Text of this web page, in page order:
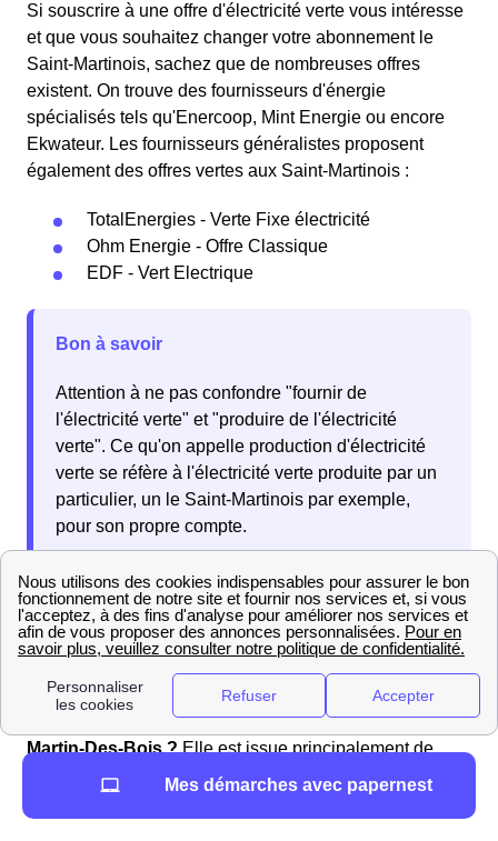
Si souscrire à une offre d'électricité verte vous intéresse
et que vous souhaitez changer votre abonnement le
Saint-Martinois, sachez que de nombreuses offres
existent. On trouve des fournisseurs d'énergie
spécialisés tels qu'Enercoop, Mint Energie ou encore
Ekwateur. Les fournisseurs généralistes proposent
également des offres vertes aux Saint-Martinois :
TotalEnergies - Verte Fixe électricité
Ohm Energie - Offre Classique
EDF - Vert Electrique
Bon à savoir
Attention à ne pas confondre "fournir de
l'électricité verte" et "produire de l'électricité
verte". Ce qu'on appelle production d'électricité
verte se réfère à l'électricité verte produite par un
particulier, un le Saint-Martinois par exemple,
pour son propre compte.
L'électricité verte se distingue de l'électricité standard
par le fait qu'elle ait été produite via des sources
d'énergie renouvelable.
Qu'en est-il de la production d'énergie verte à Saint-
Martin-Des-Bois ?Elle est issue principalement de
l'énergie solaire : pour 100.0 % du potentiel énergétique
Mes démarches avec papernest